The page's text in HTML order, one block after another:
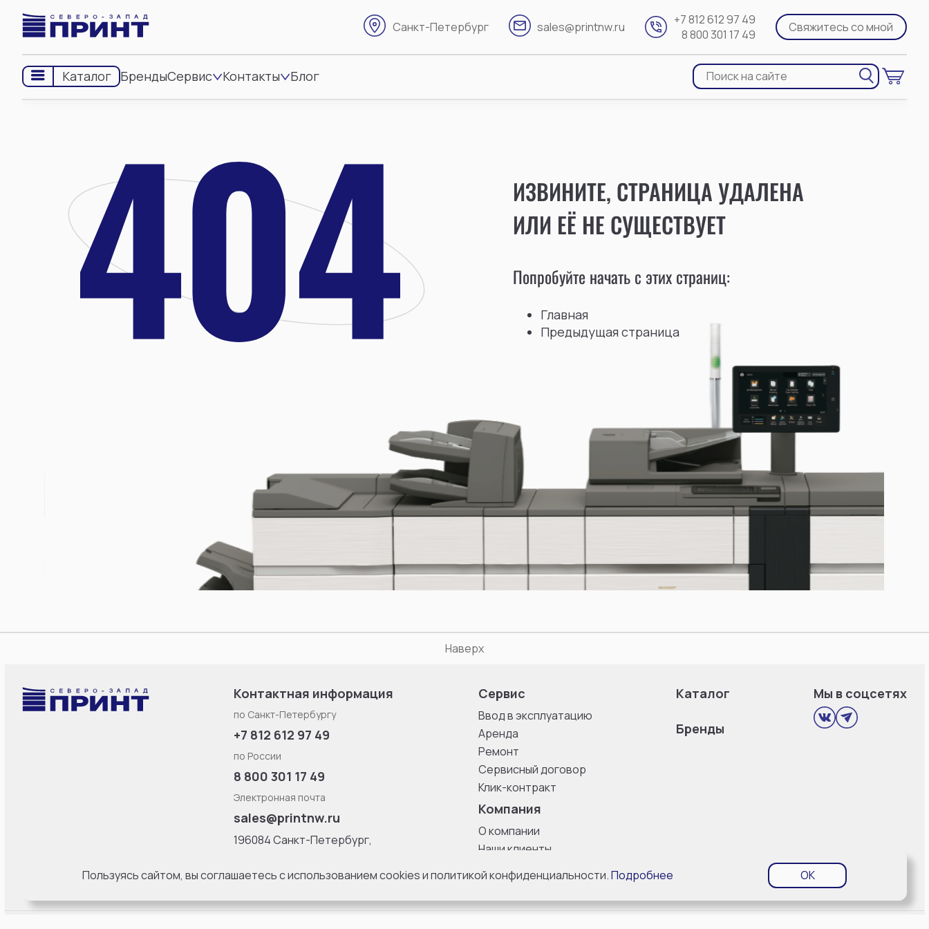
Санкт-Петербург sales@printnw.ru
+7 812 612 97 49
8 800 301 17 49
Свяжитесь со мной
Каталог БрендыСервис Контакты Блог
ИЗВИНИТЕ, СТРАНИЦА УДАЛЕНА
ИЛИ ЕЁ НЕ СУЩЕСТВУЕТ
Попробуйте начать с этих страниц:
Главная
Предыдущая страница
Наверх
Контактная информация
по Санкт-Петербургу
+7 812 612 97 49
по России
8 800 301 17 49
Электронная почта
sales@printnw.ru
196084 Санкт-Петербург,
литерa Б, офис 8 с 10:00 до
Сервис
Ввод в эксплуатацию
Аренда
Ремонт
Сервисный договор
Клик-контракт
Компания
О компании
Наши клиенты
Каталог
Бренды
Мы в соцсетях
Пользуясь сайтом, вы соглашаетесь с использованием cookies и политикой конфиденциальности.Подробнее OK